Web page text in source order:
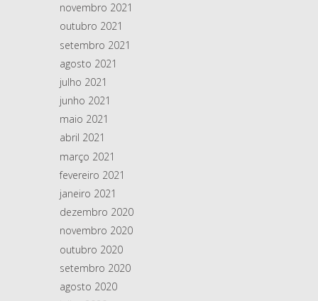
novembro 2021
outubro 2021
setembro 2021
agosto 2021
julho 2021
junho 2021
maio 2021
abril 2021
março 2021
fevereiro 2021
janeiro 2021
dezembro 2020
novembro 2020
outubro 2020
setembro 2020
agosto 2020